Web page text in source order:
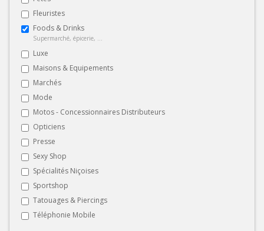
Fleuristes
Foods & Drinks
Supermarché, épicerie, ...
Luxe
Maisons & Equipements
Marchés
Mode
Motos - Concessionnaires Distributeurs
Opticiens
Presse
Sexy Shop
Spécialités Niçoises
Sportshop
Tatouages & Piercings
Téléphonie Mobile